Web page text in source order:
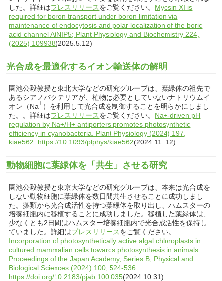
した。詳細はプレスリリースをご覧ください。 Myosin XI is
required for boron transport under boron limitation via
maintenance of endocytosis and polar localization of the boric
acid channel AtNIP5; Plant Physiology and Biochemistry 224,
(2025) 109938(2025.5.12)
光合成を最適化するイオン輸送体の解明
園池公毅教授と東北大学などの研究グループは、葉緑体の祖先で
あるシアノバクテリアが、植物は必要としていないナトリウムイ
オン（Na+）を利用して光合成を制御することを明らかにしまし
た。。詳細はプレスリリースをご覧ください。 Na+-driven pH
regulation by Na+/H+ antiporters promotes photosynthetic
efficiency in cyanobacteria. Plant Physiology (2024) 197,
kiae562. https://10.1093/plphys/kiae562(2024.11 .12)
動物細胞に葉緑体を「共生」させる研究
園池公毅教授と東京大学などの研究グループは、本来は光合成を
しない動物細胞に葉緑体を数日間共生させることに成功しまし
た。藻類から光合成活性を持つ葉緑体を取り出し、ハムスターの
培養細胞内に移植することに成功しました。移植した葉緑体は、
少なくとも2日間はハムスター培養細胞内で光合成活性を保持し
ていました。詳細はプレスリリースをご覧ください。
Incorporation of photosynthetically active algal chloroplasts in
cultured mammalian cells towards photosynthesis in animals.
Proceedings of the Japan Academy, Series B, Physical and
Biological Sciences (2024) 100, 524-536.
https://doi.org/10.2183/pjab.100.035(2024.10.31)